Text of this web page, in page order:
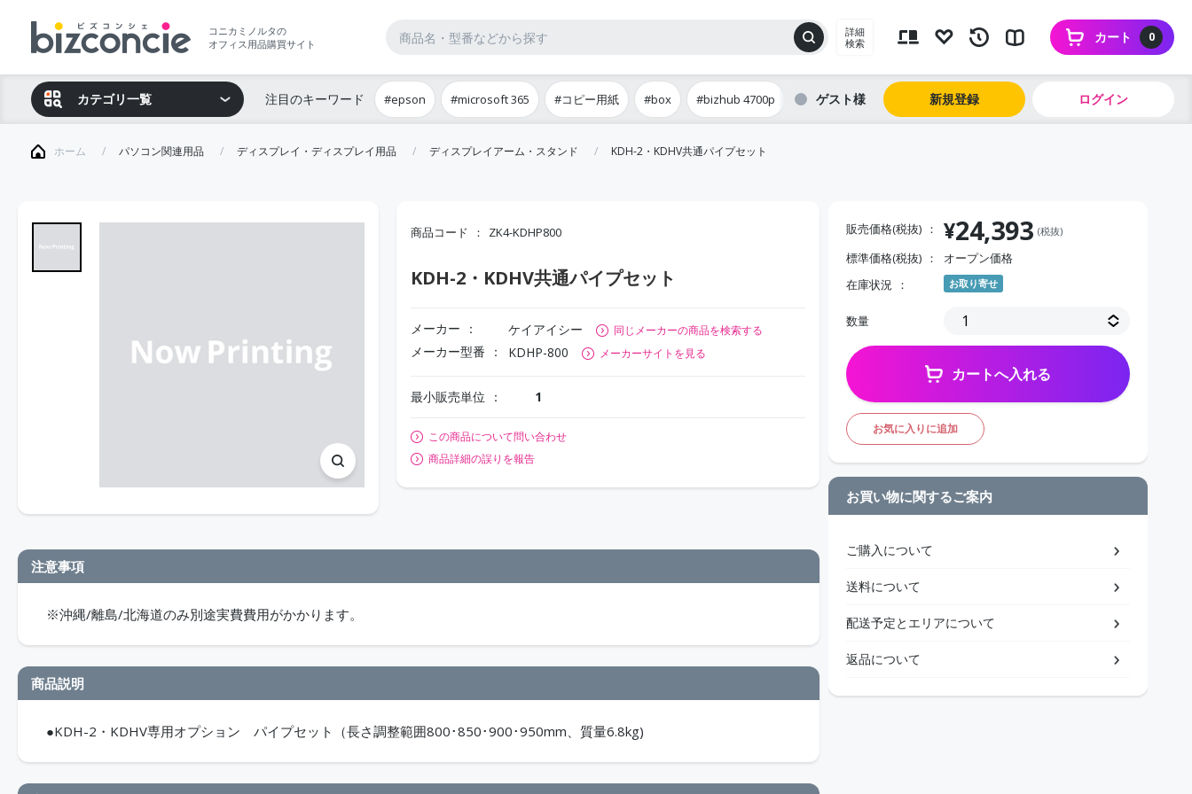
コニカミノルタの
オフィス用品購買サイト
詳細
検索
0
カート
カテゴリ一覧 注目のキーワード #epson #microsoft 365 #コピー用紙 #box #bizhub 4700p ゲスト 新規登録 ログイン
ホーム パソコン関連用品 ディスプレイ・ディスプレイ用品 ディスプレイアーム・スタンド KDH-2・KDHV共通パイプセット
商品コード ZK4-KDHP800
KDH-2・KDHV共通パイプセット
メーカー ケイアイシー 同じメーカーの商品を検索する
メーカー型番 KDHP-800 メーカーサイトを見る
最小販売単位 1
この商品について問い合わせ
商品詳細の誤りを報告
注意事項
※沖縄/離島/北海道のみ別途実費費用がかかります。
商品説明
●KDH-2・KDHV専用オプション パイプセット（長さ調整範囲800･850･900･950mm、質量6.8kg)
販売価格(税抜) ¥24,393 (税抜)
標準価格(税抜)
オープン価格
在庫状況
お取り寄せ
数量
カートへ入れる
お気に入りに追加
お買い物に関するご案内
ご購入について
送料について
配送予定とエリアについて
返品について